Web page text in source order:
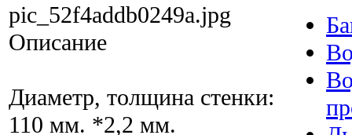
pic_52f4addb0249a.jpg
Описание
Диаметр, толщина стенки:
110 мм. *2,2 мм.